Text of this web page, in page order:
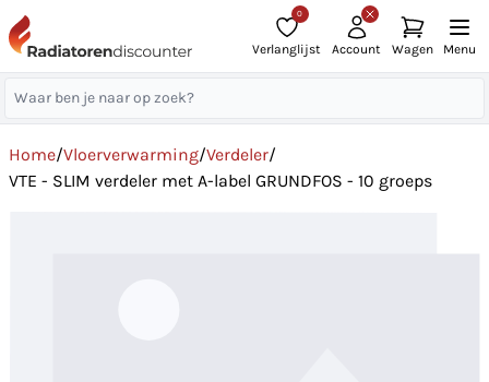
0
Verlanglijst Account Wagen Menu
Home/Vloerverwarming/Verdeler/
VTE - SLIM verdeler met A-label GRUNDFOS - 10 groeps